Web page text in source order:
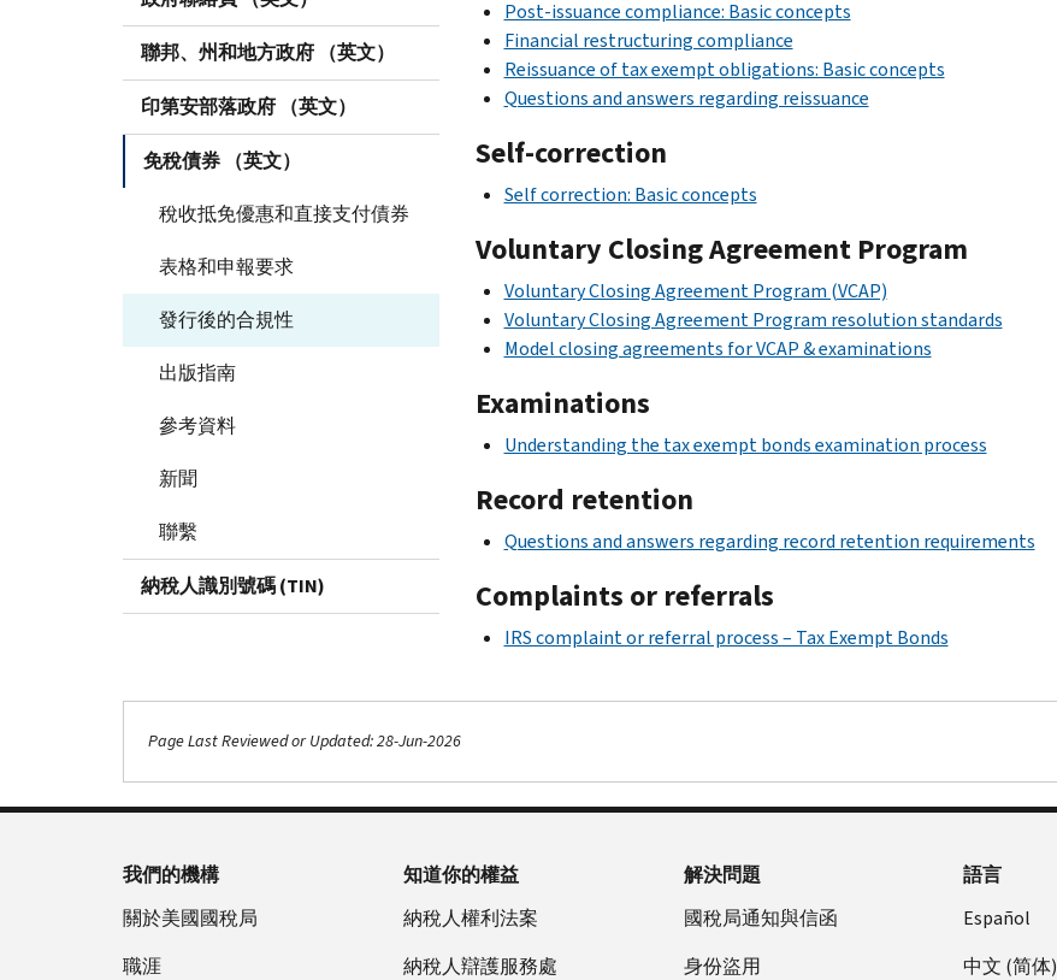
聯邦、州和地方政府 （英文）
印第安部落政府 （英文）
免稅債券 （英文）
稅收抵免優惠和直接支付債券
表格和申報要求
發行後的合規性
出版指南
參考資料
新聞
聯繫
納稅人識別號碼 (TIN)
Post-issuance compliance: Basic concepts
Financial restructuring compliance
Reissuance of tax exempt obligations: Basic concepts
Questions and answers regarding reissuance
Self-correction
Self correction: Basic concepts
Voluntary Closing Agreement Program
Voluntary Closing Agreement Program (VCAP)
Voluntary Closing Agreement Program resolution standards
Model closing agreements for VCAP & examinations
Examinations
Understanding the tax exempt bonds examination process
Record retention
Questions and answers regarding record retention requirements
Complaints or referrals
IRS complaint or referral process – Tax Exempt Bonds
Page Last Reviewed or Updated: 28-Jun-2026
我們的機構
關於美國國稅局
職涯
知道你的權益
納稅人權利法案
納稅人辯護服務處
解決問題
國稅局通知與信函
身份盜用
語言
Español
中文 (简体)